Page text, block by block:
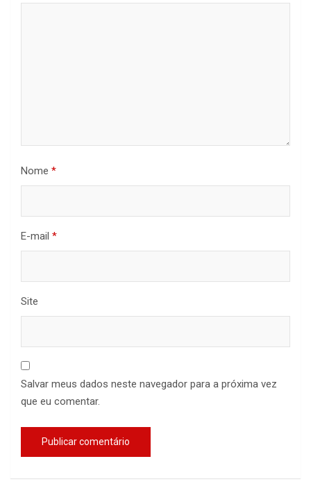
Nome *
E-mail *
Site
Salvar meus dados neste navegador para a próxima vez
que eu comentar.